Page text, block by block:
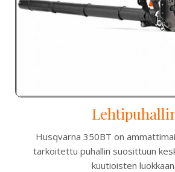
Husqvarna 350BT on
tarkoitettu puhallin suosittuun
kuutioisten luokkaan.